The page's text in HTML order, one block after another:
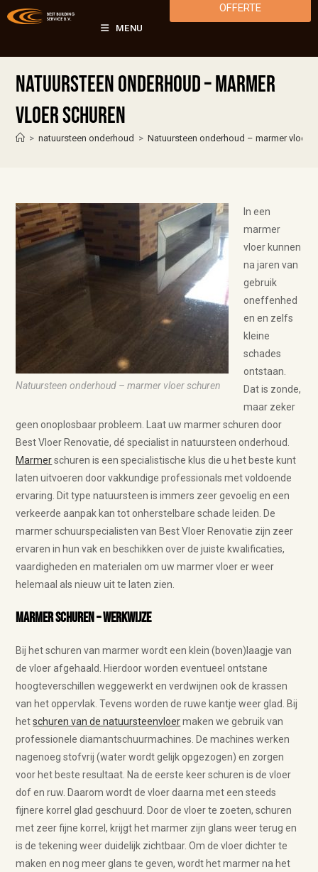
MENU
OFFERTE
Natuursteen onderhoud – marmer
vloer schuren
> natuursteen onderhoud > Natuursteen onderhoud – marmer vloer
Natuursteen onderhoud – marmer vloer schuren
In een
marmer
vloer kunnen
na jaren van
gebruik
oneffenhed
en en zelfs
kleine
schades
ontstaan.
Dat is zonde,
maar zeker
geen onoplosbaar probleem. Laat uw marmer schuren door
Best Vloer Renovatie, dé specialist in natuursteen onderhoud.
Marmerschuren is een specialistische klus die u het beste kunt
laten uitvoeren door vakkundige professionals met voldoende
ervaring. Dit type natuursteen is immers zeer gevoelig en een
verkeerde aanpak kan tot onherstelbare schade leiden. De
marmer schuurspecialisten van Best Vloer Renovatie zijn zeer
ervaren in hun vak en beschikken over de juiste kwalificaties,
vaardigheden en materialen om uw marmer vloer er weer
helemaal als nieuw uit te laten zien.
Marmer schuren – werkwijze
Bij het schuren van marmer wordt een klein (boven)laagje van
de vloer afgehaald. Hierdoor worden eventueel ontstane
hoogteverschillen weggewerkt en verdwijnen ook de krassen
van het oppervlak. Tevens worden de ruwe kantje weer glad. Bij
hetschuren van de natuursteenvloermaken we gebruik van
professionele diamantschuurmachines. De machines werken
nagenoeg stofvrij (water wordt gelijk opgezogen) en zorgen
voor het beste resultaat. Na de eerste keer schuren is de vloer
dof en ruw. Daarom wordt de vloer daarna met een steeds
fijnere korrel glad geschuurd. Door de vloer te zoeten, schuren
met zeer fijne korrel, krijgt het marmer zijn glans weer terug en
is de tekening weer duidelijk zichtbaar. Om de vloer dichter te
maken en nog meer glans te geven, wordt het marmer na het